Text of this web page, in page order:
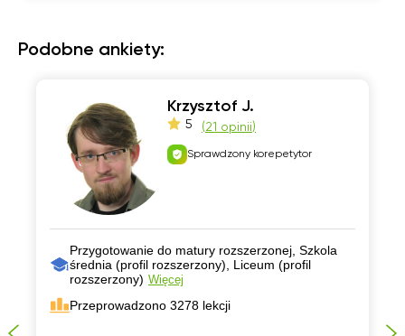
Podobne ankiety:
Krzysztof J.
5 (21 opinii)
Sprawdzony korepetytor
Przygotowanie do matury rozszerzonej, Szkola
średnia (profil rozszerzony), Liceum (profil
rozszerzony) Więcej
Przeprowadzono 3278 lekcji